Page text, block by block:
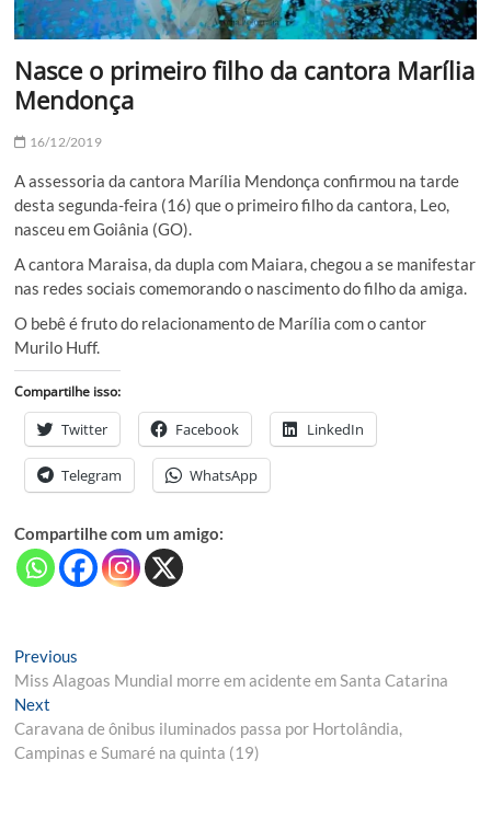
Nasce o primeiro filho da cantora Marília
Mendonça
16/12/2019
A assessoria da cantora Marília Mendonça confirmou na tarde
desta segunda-feira (16) que o primeiro filho da cantora, Leo,
nasceu em Goiânia (GO).
A cantora Maraisa, da dupla com Maiara, chegou a se manifestar
nas redes sociais comemorando o nascimento do filho da amiga.
O bebê é fruto do relacionamento de Marília com o cantor
Murilo Huff.
Compartilhe isso:
Twitter Facebook LinkedIn
Telegram WhatsApp
Compartilhe com um amigo:
Navegação
de
Post
Previous
post:
Miss Alagoas Mundial morre em acidente em Santa Catarina
Next
post:
Caravana de ônibus iluminados passa por Hortolândia,
Campinas e Sumaré na quinta (19)